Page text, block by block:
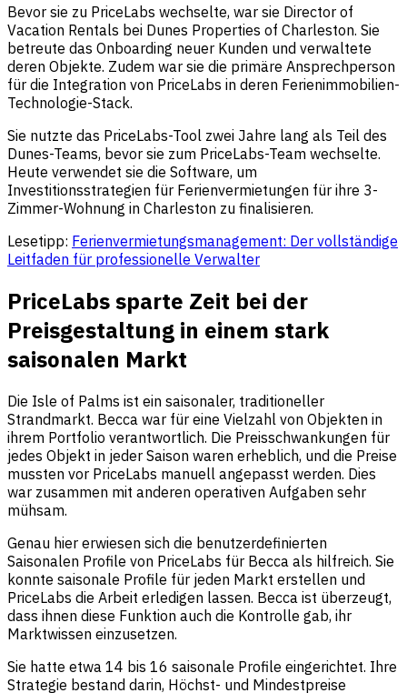
Bevor sie zu PriceLabs wechselte, war sie Director of
Vacation Rentals bei Dunes Properties of Charleston. Sie
betreute das Onboarding neuer Kunden und verwaltete
deren Objekte. Zudem war sie die primäre Ansprechperson
für die Integration von PriceLabs in deren Ferienimmobilien-
Technologie-Stack.
Sie nutzte das PriceLabs-Tool zwei Jahre lang als Teil des
Dunes-Teams, bevor sie zum PriceLabs-Team wechselte.
Heute verwendet sie die Software, um
Investitionsstrategien für Ferienvermietungen für ihre 3-
Zimmer-Wohnung in Charleston zu finalisieren.
Lesetipp: Ferienvermietungsmanagement: Der vollständige
Leitfaden für professionelle Verwalter
PriceLabs sparte Zeit bei der
Preisgestaltung in einem stark
saisonalen Markt
Die Isle of Palms ist ein saisonaler, traditioneller
Strandmarkt. Becca war für eine Vielzahl von Objekten in
ihrem Portfolio verantwortlich. Die Preisschwankungen für
jedes Objekt in jeder Saison waren erheblich, und die Preise
mussten vor PriceLabs manuell angepasst werden. Dies
war zusammen mit anderen operativen Aufgaben sehr
mühsam.
Genau hier erwiesen sich die benutzerdefinierten
Saisonalen Profile von PriceLabs für Becca als hilfreich. Sie
konnte saisonale Profile für jeden Markt erstellen und
PriceLabs die Arbeit erledigen lassen. Becca ist überzeugt,
dass ihnen diese Funktion auch die Kontrolle gab, ihr
Marktwissen einzusetzen.
Sie hatte etwa 14 bis 16 saisonale Profile eingerichtet. Ihre
Strategie bestand darin, Höchst- und Mindestpreise